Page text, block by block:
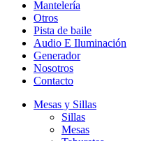
Mantelería
Otros
Pista de baile
Audio E Iluminación
Generador
Nosotros
Contacto
Mesas y Sillas
Sillas
Mesas